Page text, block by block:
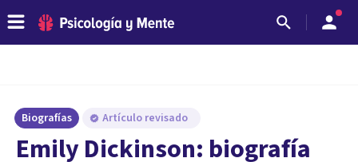
Biografías Artículo revisado
Emily Dickinson: biografía